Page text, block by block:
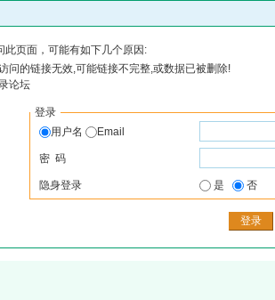
此页面，可能有如下几个原因:
问的链接无效,可能链接不完整,或数据已被删除!
论坛
登录
用户名
Email
密 码
隐身登录 是 否